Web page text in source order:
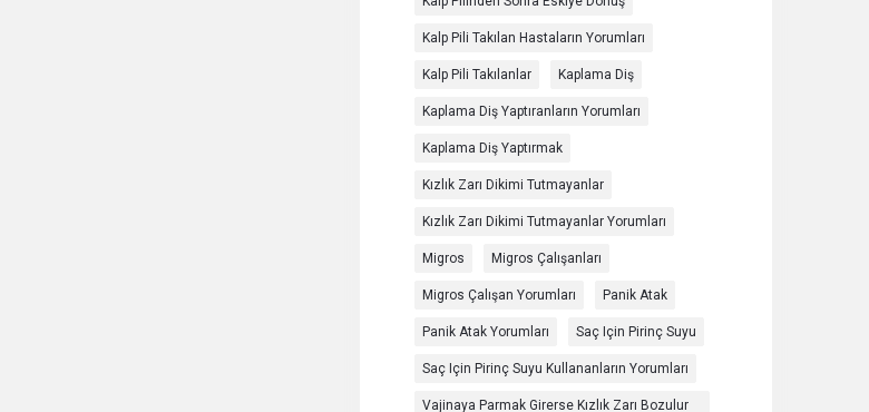
Kalp Pili Takılan Hastaların Yorumları
Kalp Pili Takılanlar Kaplama Diş
Kaplama Diş Yaptıranların Yorumları
Kaplama Diş Yaptırmak
Kızlık Zarı Dikimi Tutmayanlar
Kızlık Zarı Dikimi Tutmayanlar Yorumları
Migros Migros Çalışanları
Migros Çalışan Yorumları Panik Atak
Panik Atak Yorumları Saç Için Pirinç Suyu
Saç Için Pirinç Suyu Kullananların Yorumları
Vajinaya Parmak Girerse Kızlık Zarı Bozulur